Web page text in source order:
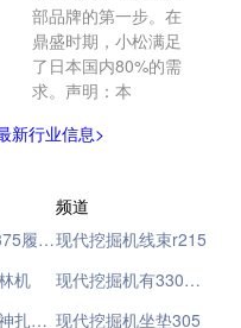
部品牌的第一步。在
鼎盛时期，小松满足
了日本国内80%的需
求。声明：本
新行业信息>
小松D375履带式推土机
机
小松精神扎根于每一位小松人
频道
现代挖掘机线束r215
现代挖掘机有330型号
现代挖掘机坐垫305